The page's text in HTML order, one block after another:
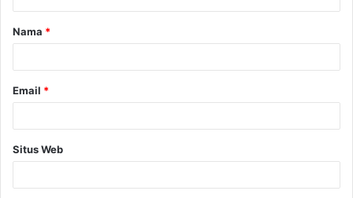
Nama *
Email *
Situs Web